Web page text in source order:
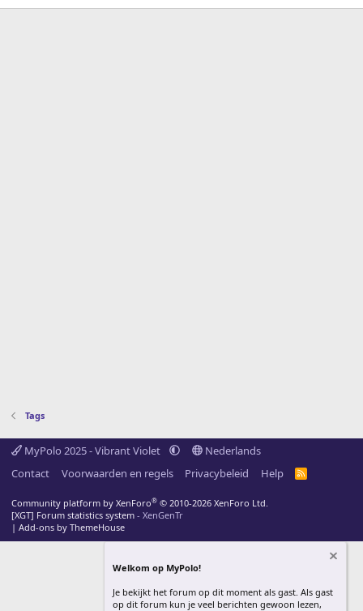
Tags
MyPolo 2025 - Vibrant Violet
Nederlands
Contact
Voorwaarden en regels Privacybeleid Help
R
S
Community platform by XenForo® © 2010-2026 XenForo Ltd.
[XGT] Forum statistics system - XenGenTr
| Add-ons by ThemeHouse
Welkom op MyPolo!
Je bekijkt het forum op dit moment als gast. Als gast
op dit forum kun je veel berichten gewoon lezen,